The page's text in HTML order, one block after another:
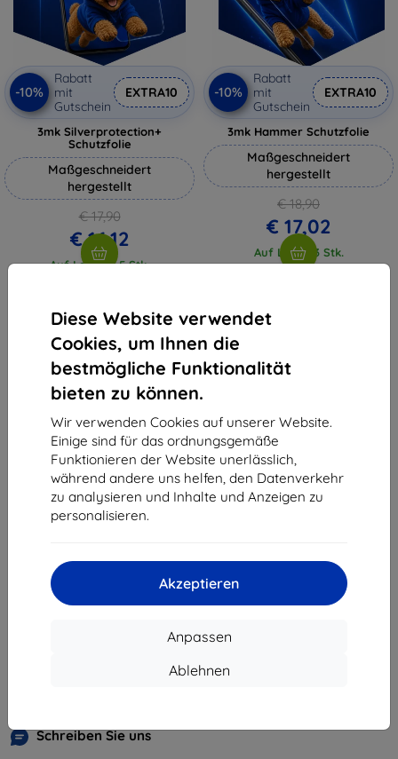
Diese Website verwendet
Cookies, um Ihnen die
bestmögliche Funktionalität
bieten zu können.
Wir verwenden Cookies auf unserer Website.
Einige sind für das ordnungsgemäße
Funktionieren der Website unerlässlich,
während andere uns helfen, den Datenverkehr
zu analysieren und Inhalte und Anzeigen zu
personalisieren.
Akzeptieren
Anpassen
Ablehnen
-10%
Rabatt
mit
Gutschein
EXTRA10
3mk Silverprotection+
Schutzfolie
Maßgeschneidert
hergestellt
€ 17,90
€ 16,12
Auf Lager > 5 Stk.
-10%
Rabatt
mit
Gutschein
EXTRA10
3mk Hammer Schutzfolie
Maßgeschneidert
hergestellt
€ 18,90
€ 17,02
Auf Lager 3 Stk.
vom ganzen
Shield-Sk s.r.o.
Unternehmens-ID:
46701494
USt-IdNr.:SK2023549671
Schreiben Sie uns